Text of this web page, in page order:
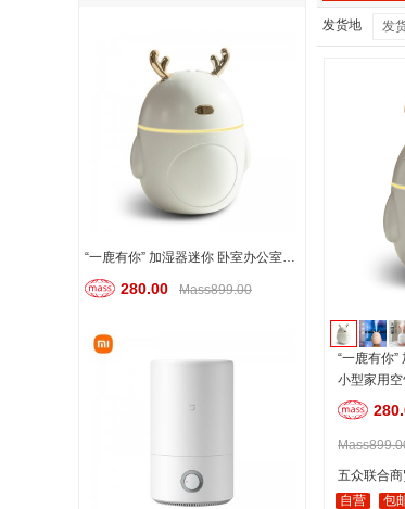
“一鹿有你” 加湿器迷你 卧室办公室桌面小型家用空气加湿器
280.00 Mass899.00
发货地 发
“一鹿有你
小型家用
五众联合
自营
包